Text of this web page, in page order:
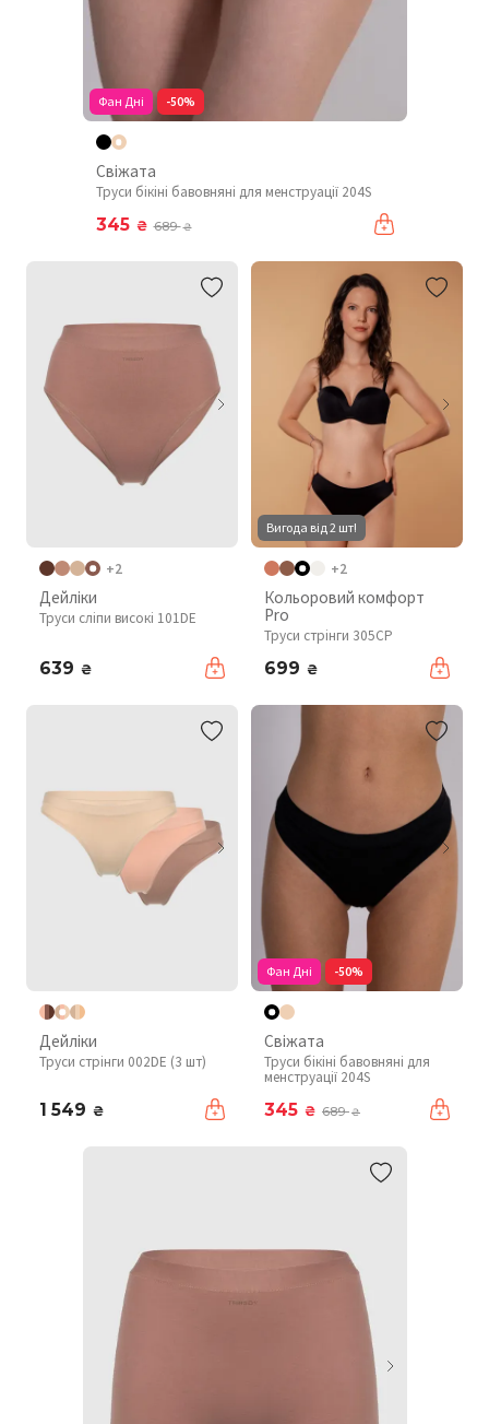
Фан Дні -50%
Свіжата
Труси бікіні бавовняні для менструації 204S
345 ₴ 689₴
+2
Дейліки
Труси сліпи високі 101DE
639 ₴
Вигода від 2 шт!
+2
Кольоровий комфорт
Pro
Труси стрінги 305CP
699 ₴
Дейліки
Труси стрінги 002DE (3 шт)
1 549 ₴
Фан Дні -50%
Свіжата
Труси бікіні бавовняні для
менструації 204S
345 ₴ 689₴